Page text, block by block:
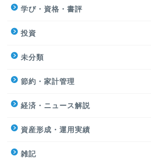
学び・資格・書評
投資
未分類
節約・家計管理
経済・ニュース解説
資産形成・運用実績
雑記